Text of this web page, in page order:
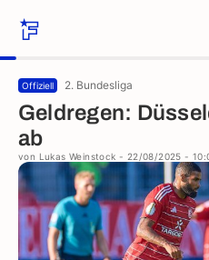
Offiziell 2. Bundesliga
Geldregen:
ab
von Lukas Weinstock - 22/08/2025 -